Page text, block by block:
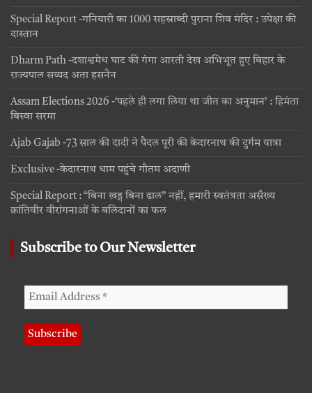
Special Report -गनियारी का 1000 सहस्राब्दी पुराना शिव मंदिर : उपेक्षा की
दास्तान
Dharm Path -दशाश्वमेध घाट की गंगा आरती देख अभिभूत हुए बिहार के
राज्यपाल सय्यद अता हसनैन
Assam Elections 2026 -‘पहले ही लगा लिया था जीत का अनुमान’ : हिमंता
बिस्वा सरमा
Ajab Gajab -73 साल की दादी ने पैदल पूरी की केदारनाथ की दुर्गम यात्रा
Exclusive -केदारनाथ धाम पहुंचे गौतम अदाणी
Special Report : “बिना खड्ग बिना ढाल” नहीं, हमारी स्वतंत्रता असँख्य
क्रांतिवीर वीरांगनाओं के बलिदानों का फल
Subscribe to Our Newsletter